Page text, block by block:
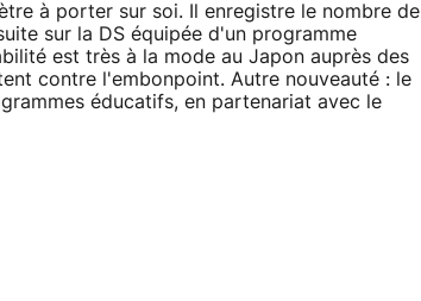
à porter sur soi. Il enregistre le nombre de
sur la DS équipée d'un programme
est très à la mode au Japon auprès des
contre l'embonpoint. Autre nouveauté : le
éducatifs, en partenariat avec le